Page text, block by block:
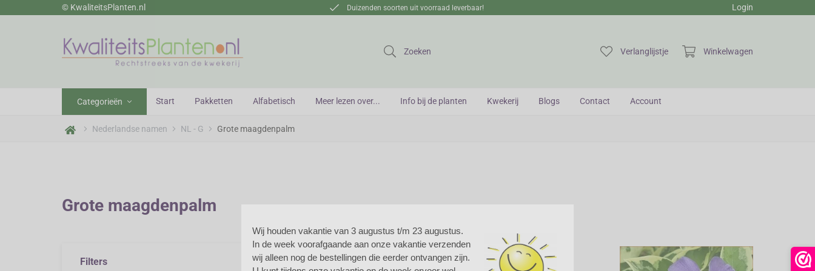
© KwaliteitsPlanten.nl Duizenden soorten uit voorraad leverbaar! Login
Zoeken Verlanglijstje Winkelwagen
Categorieën Start Pakketten Alfabetisch Meer lezen over... Info bij de planten Kwekerij Blogs Contact Account
Nederlandse namen NL - G Grote maagdenpalm
Grote maagdenpalm
Filters
Grote maagdenpalm
Wij houden vakantie van 3 augustus t/m 23 augustus.
In de week voorafgaande aan onze vakantie verzenden
wij alleen nog de bestellingen die eerder ontvangen zijn.